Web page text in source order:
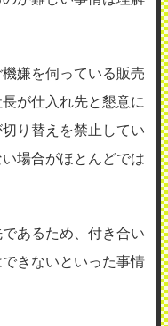
嫌を伺っている販売
が仕入れ先と懇意に
り替えを禁止してい
場合がほとんどでは
あるため、付き合い
きないといった事情